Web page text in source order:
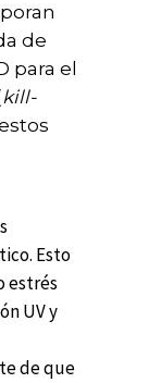
de
para el
kill-
Esto
estrés
UV y
de que